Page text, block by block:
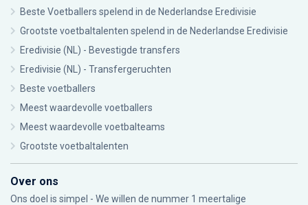
Beste Voetballers spelend in de Nederlandse Eredivisie
Grootste voetbaltalenten spelend in de Nederlandse Eredivisie
Eredivisie (NL) - Bevestigde transfers
Eredivisie (NL) - Transfergeruchten
Beste voetballers
Meest waardevolle voetballers
Meest waardevolle voetbalteams
Grootste voetbaltalenten
Over ons
Ons doel is simpel - We willen de nummer 1 meertalige